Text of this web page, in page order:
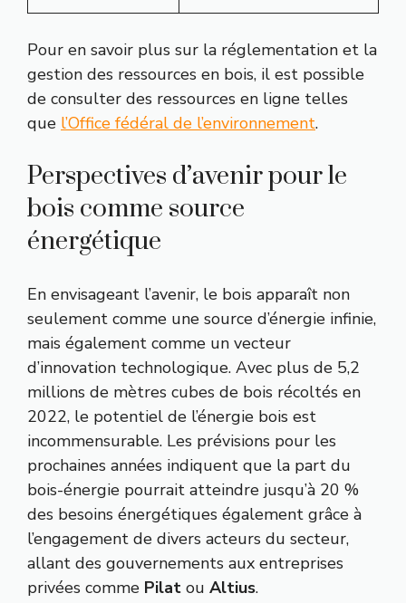
Pour en savoir plus sur la réglementation et la
gestion des ressources en bois, il est possible
de consulter des ressources en ligne telles
que l’Office fédéral de l’environnement.
Perspectives d’avenir pour le
bois comme source
énergétique
En envisageant l’avenir, le bois apparaît non
seulement comme une source d’énergie infinie,
mais également comme un vecteur
d’innovation technologique. Avec plus de 5,2
millions de mètres cubes de bois récoltés en
2022, le potentiel de l’énergie bois est
incommensurable. Les prévisions pour les
prochaines années indiquent que la part du
bois-énergie pourrait atteindre jusqu’à 20 %
des besoins énergétiques également grâce à
l’engagement de divers acteurs du secteur,
allant des gouvernements aux entreprises
privées comme Pilat ou Altius.